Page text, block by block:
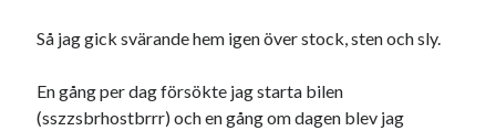
Så jag gick svärande hem igen över stock, sten och sly.
En gång per dag försökte jag starta bilen
(sszzsbrhostbrrr) och en gång om dagen blev jag